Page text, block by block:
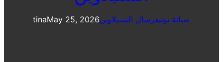
tinaMay 25, 2026صيانة يونيفرسال السنبلاوين